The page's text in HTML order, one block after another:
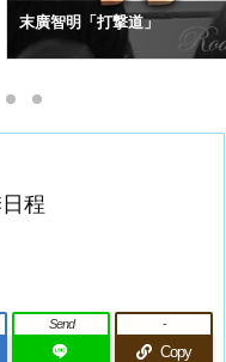
アレクセイ・
の空道入門」
程
Send
Copy
-